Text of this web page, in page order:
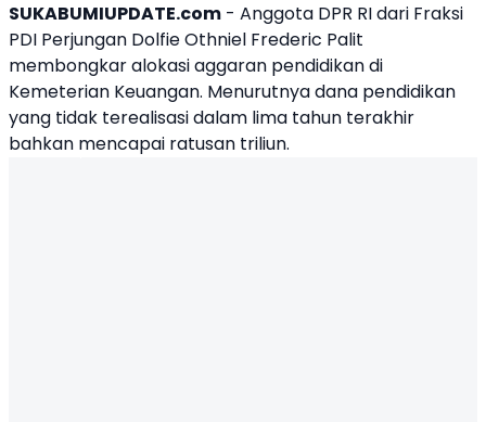
SUKABUMIUPDATE.com - Anggota DPR RI dari Fraksi
PDI Perjungan Dolfie Othniel Frederic Palit
membongkar alokasi aggaran pendidikan di
Kemeterian Keuangan. Menurutnya dana pendidikan
yang tidak terealisasi dalam lima tahun terakhir
bahkan mencapai ratusan triliun.